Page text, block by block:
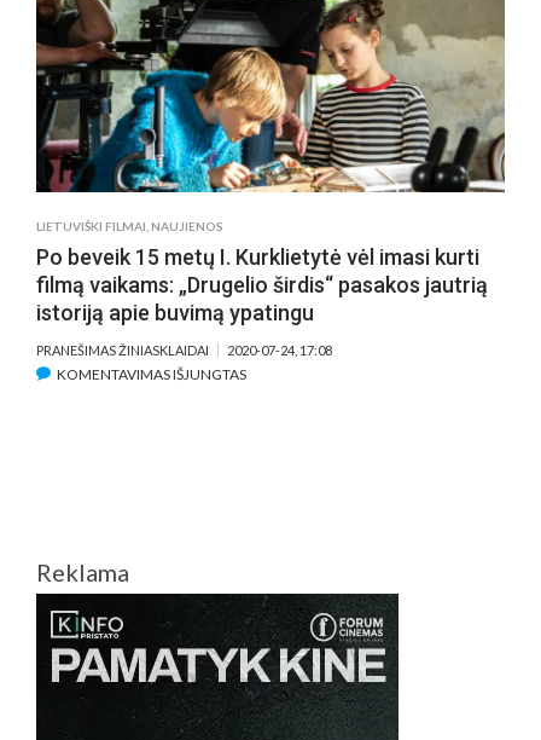
YRA
„VABALŲ
UŽKALBĖTOJO“
DARBAS
LIETUVIŠKI FILMAI NAUJIENOS
Po beveik 15 metų I. Kurklietytė vėl imasi kurti
filmą vaikams: „Drugelio širdis“ pasakos jautrią
istoriją apie buvimą ypatingu
PRANEŠIMAS ŽINIASKLAIDAI 2020-07-24, 17:08
KOMENTAVIMAS IŠJUNGTASĮRAŠE
KURTI
FILMĄ
VAIKAMS:
„DRUGELIO
ŠIRDIS“
PASAKOS
Reklama